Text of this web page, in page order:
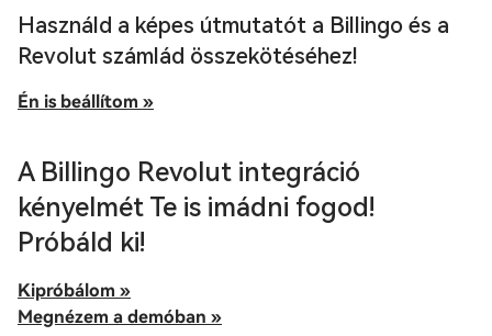
Használd a képes útmutatót a Billingo és a
Revolut számlád összekötéséhez!
Én is beállítom »
A Billingo Revolut integráció
kényelmét Te is imádni fogod!
Próbáld ki!
Kipróbálom »
Megnézem a demóban »